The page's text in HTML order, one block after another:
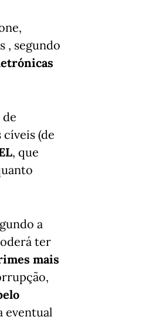
, segundo
(de
, que
a
ter
mais
eventual